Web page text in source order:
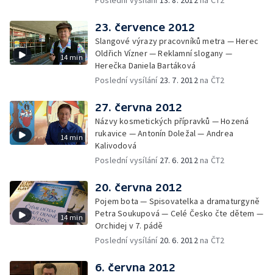
14 min
23. července 2012
Slangové výrazy pracovníků metra — Herec
Oldřich Vízner — Reklamní slogany —
Herečka Daniela Bartáková
Poslední vysílání 23. 7. 2012 na ČT2
14 min
27. června 2012
Názvy kosmetických přípravků — Hozená
rukavice — Antonín Doležal — Andrea
Kalivodová
Poslední vysílání 27. 6. 2012 na ČT2
14 min
20. června 2012
Pojem bota — Spisovatelka a dramaturgyně
Petra Soukupová — Celé Česko čte dětem —
Orchidej v 7. pádě
Poslední vysílání 20. 6. 2012 na ČT2
6. června 2012